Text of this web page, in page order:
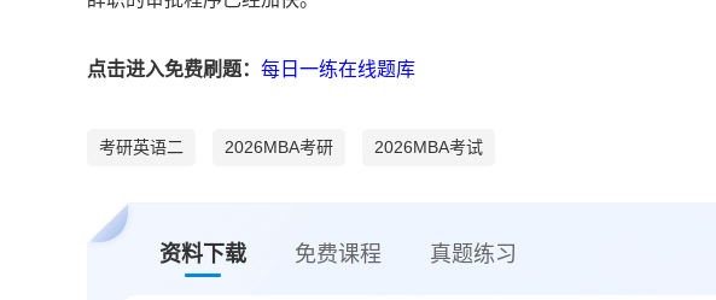
点击进入免费刷题： 每日一练在线题库
考研英语二 2026MBA考研 2026MBA考试
资料下载 免费课程 真题练习